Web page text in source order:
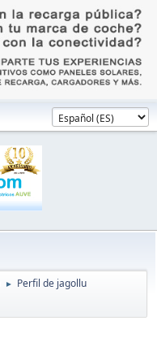
► Perfil de jagollu